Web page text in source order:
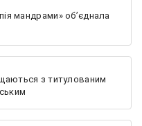
мандрами» об’єднала
з титулованим